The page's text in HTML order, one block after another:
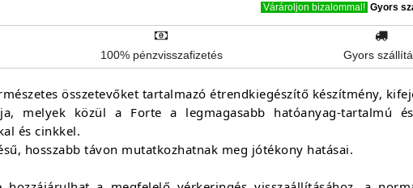
Várároljon bizalommal! Gyors
100% pénzvisszafizetés Gyors
összetevőket tartalmazó étrendkiegészítő készítmény,
melyek közül a Forte a legmagasabb hatóanyag-tartalmú
és cinkkel.
hosszabb távon mutatkozhatnak meg jótékony hatásai.